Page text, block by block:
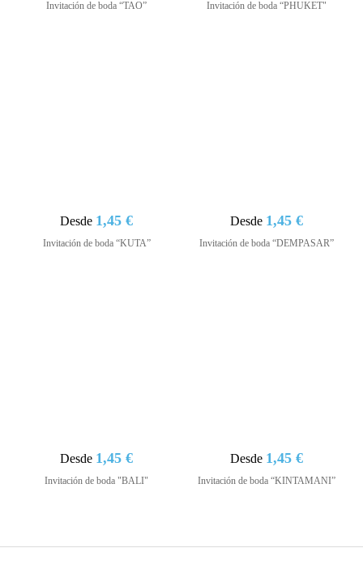
Invitación de boda “TAO” Invitación de boda “PHUKET"
Desde 1,45 €
Invitación de boda “KUTA”
Desde 1,45 €
Invitación de boda “DEMPASAR”
Desde 1,45 €
Invitación de boda "BALI"
Desde 1,45 €
Invitación de boda “KINTAMANI”